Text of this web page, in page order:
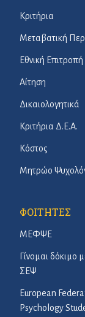
Κριτήρια
Μεταβατική
Εθνική Επιτροπή
Αίτηση
Δικαιολογητικά
Κριτήρια Δ.Ε.Α.
Κόστος
Μητρώο
ΦΟΙΤΗΤΕΣ
ΜΕΦΨΕ
Γίνομαι δόκιμο
ΣΕΨ
European
Psychology